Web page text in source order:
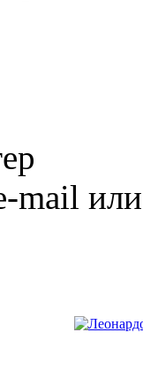
mail